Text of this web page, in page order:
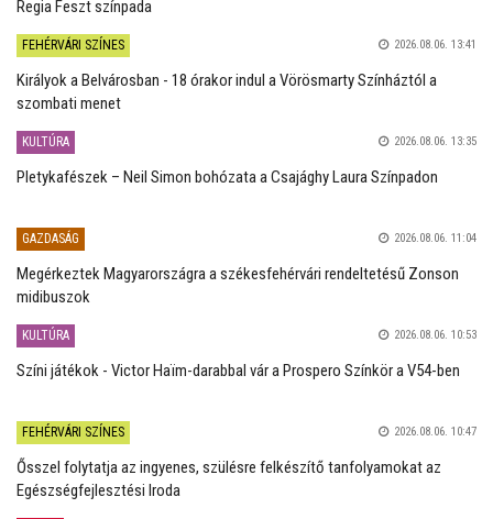
Regia Feszt színpada
FEHÉRVÁRI SZÍNES 2026.08.06. 13:41
Királyok a Belvárosban - 18 órakor indul a Vörösmarty Színháztól a
szombati menet
KULTÚRA 2026.08.06. 13:35
Pletykafészek – Neil Simon bohózata a Csajághy Laura Színpadon
GAZDASÁG 2026.08.06. 11:04
Megérkeztek Magyarországra a székesfehérvári rendeltetésű Zonson
midibuszok
KULTÚRA 2026.08.06. 10:53
Színi játékok - Victor Haïm-darabbal vár a Prospero Színkör a V54-ben
FEHÉRVÁRI SZÍNES 2026.08.06. 10:47
Ősszel folytatja az ingyenes, szülésre felkészítő tanfolyamokat az
Egészségfejlesztési Iroda